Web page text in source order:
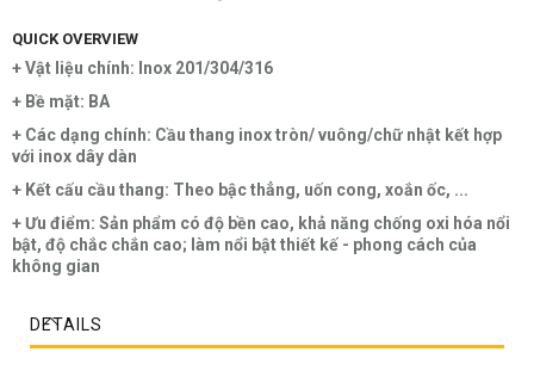
QUICK OVERVIEW
+ Vật liệu chính: Inox 201/304/316
+ Bề mặt: BA
+ Các dạng chính: Cầu thang inox tròn/ vuông/chữ nhật kết hợp
với inox dây dàn
+ Kết cấu cầu thang: Theo bậc thẳng, uốn cong, xoắn ốc, ...
+ Ưu điểm: Sản phẩm có độ bền cao, khả năng chống oxi hóa nổi
bật, độ chắc chắn cao; làm nổi bật thiết kế - phong cách của
không gian
DETAILS